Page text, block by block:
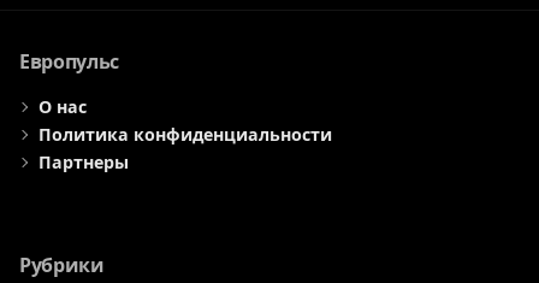
Европульс
О нас
Политика конфиденциальности
Партнеры
Рубрики